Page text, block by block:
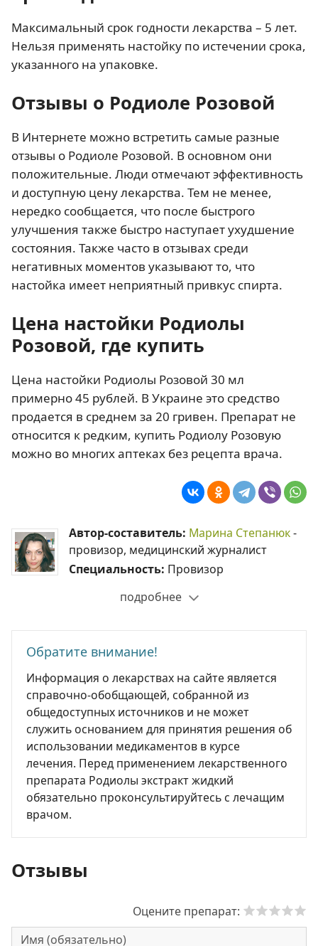
Максимальный срок годности лекарства – 5 лет.
Нельзя применять настойку по истечении срока,
указанного на упаковке.
Отзывы о Родиоле Розовой
В Интернете можно встретить самые разные
отзывы о Родиоле Розовой. В основном они
положительные. Люди отмечают эффективность
и доступную цену лекарства. Тем не менее,
нередко сообщается, что после быстрого
улучшения также быстро наступает ухудшение
состояния. Также часто в отзывах среди
негативных моментов указывают то, что
настойка имеет неприятный привкус спирта.
Цена настойки Родиолы
Розовой, где купить
Цена настойки Родиолы Розовой 30 мл
примерно 45 рублей. В Украине это средство
продается в среднем за 20 гривен. Препарат не
относится к редким, купить Родиолу Розовую
можно во многих аптеках без рецепта врача.
Автор-составитель: Марина Степанюк-
провизор, медицинский журналист
Специальность: Провизор
подробнее
Обратите внимание!
Информация о лекарствах на сайте является
справочно-обобщающей, собранной из
общедоступных источников и не может
служить основанием для принятия решения об
использовании медикаментов в курсе
лечения. Перед применением лекарственного
препарата Родиолы экстракт жидкий
обязательно проконсультируйтесь с лечащим
врачом.
Отзывы
Оцените препарат: